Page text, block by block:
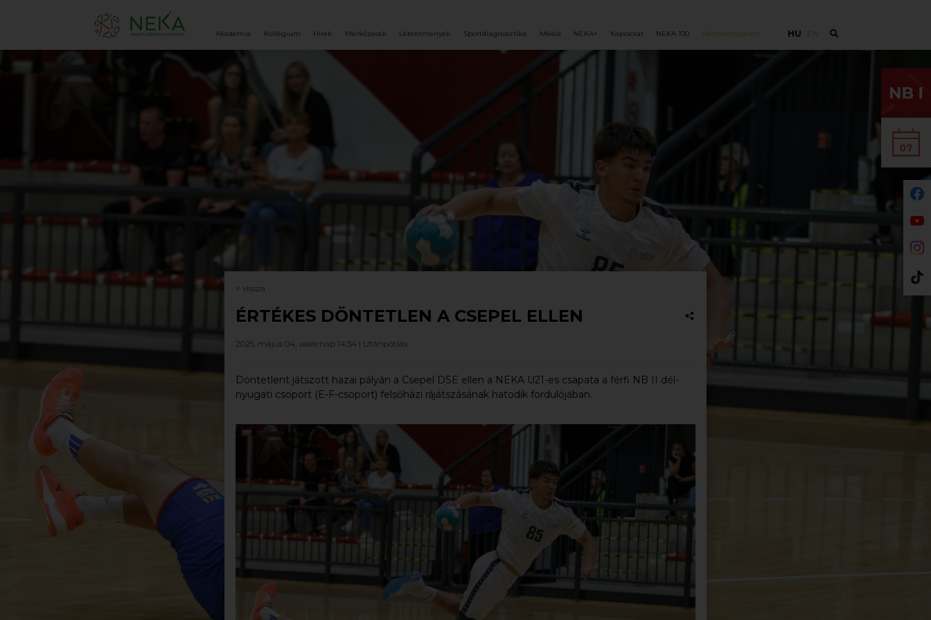
Akadémia Kollégium Hírek Mérkőzések Létesítmények Sportdiagnosztika Média NEKA+ Kapcsolat NEKA 100 Partnerprogram HU
07
< vissza
ÉRTÉKES DÖNTETLEN A CSEPEL ELLEN
2025. május 04, vasárnap 14:34 | Utánpótlás
Döntetlent játszott hazai pályán a Csepel DSE ellen a NEKA U21-es csapata a férfi NB II dél-
nyugati csoport (E-F-csoport) felsőházi rájátszásának hatodik fordulójában.